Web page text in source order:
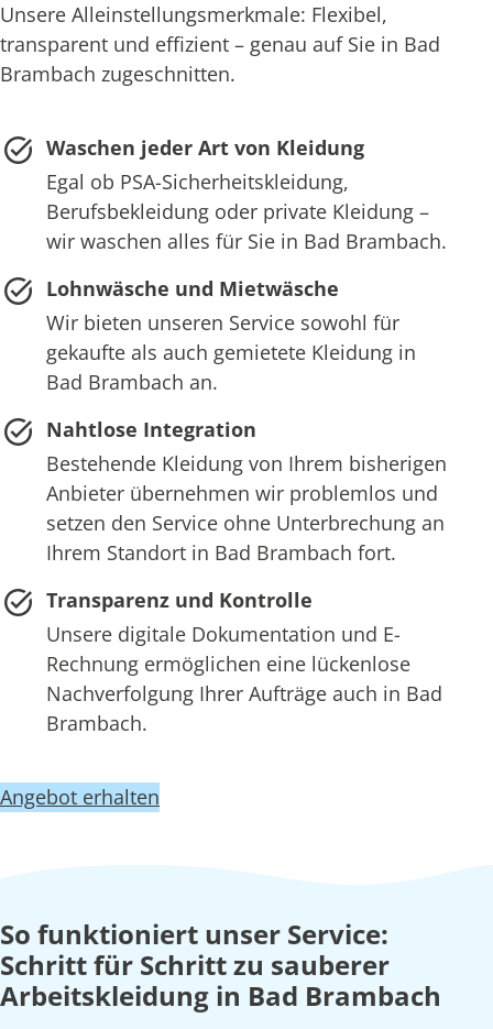
Unsere Alleinstellungsmerkmale: Flexibel,
transparent und effizient – genau auf Sie in Bad
Brambach zugeschnitten.
Waschen jeder Art von Kleidung
Egal ob PSA-Sicherheitskleidung,
Berufsbekleidung oder private Kleidung –
wir waschen alles für Sie in Bad Brambach.
Lohnwäsche und Mietwäsche
Wir bieten unseren Service sowohl für
gekaufte als auch gemietete Kleidung in
Bad Brambach an.
Nahtlose Integration
Bestehende Kleidung von Ihrem bisherigen
Anbieter übernehmen wir problemlos und
setzen den Service ohne Unterbrechung an
Ihrem Standort in Bad Brambach fort.
Transparenz und Kontrolle
Unsere digitale Dokumentation und E-
Rechnung ermöglichen eine lückenlose
Nachverfolgung Ihrer Aufträge auch in Bad
Brambach.
Angebot erhalten
So funktioniert unser Service:
Schritt für Schritt zu sauberer
Arbeitskleidung in Bad Brambach